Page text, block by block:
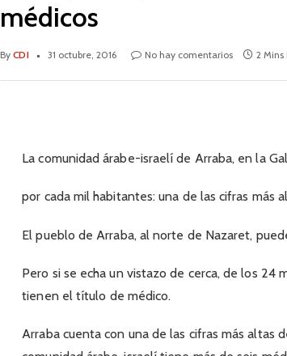
médicos
By CDI 31 octubre, 2016 No hay comentarios 2 Mins
La comunidad árabe-israelí de Arraba, en la
por cada mil habitantes: una de las cifras más
El pueblo de Arraba, al norte de Nazaret,
Pero si se echa un vistazo de cerca, de los 24
tienen el título de médico.
Arraba cuenta con una de las cifras más altas